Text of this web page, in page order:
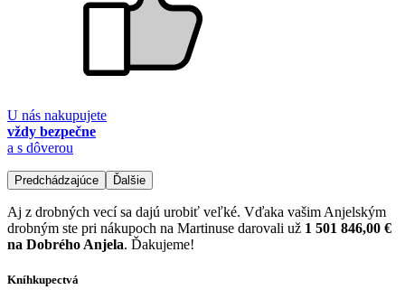
U nás nakupujete
vždy bezpečne
a s dôverou
Predchádzajúce Ďalšie
Aj z drobných vecí sa dajú urobiť veľké. Vďaka vašim Anjelským
drobným ste pri nákupoch na Martinuse darovali už 1 501 846,00 €
na Dobrého Anjela. Ďakujeme!
Kníhkupectvá